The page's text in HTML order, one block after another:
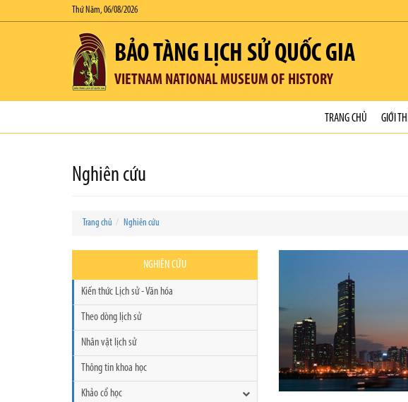
Thứ Năm, 06/08/2026
BẢO TÀNG LỊCH SỬ QUỐC GIA
VIETNAM NATIONAL MUSEUM OF HISTORY
TRANG CHỦ GIỚI
Nghiên cứu
Trang chủ Nghiên cứu
NGHIÊN CỨU
Kiến thức Lịch sử - Văn hóa
Theo dòng lịch sử
Nhân vật lịch sử
Thông tin khoa học
Khảo cổ học